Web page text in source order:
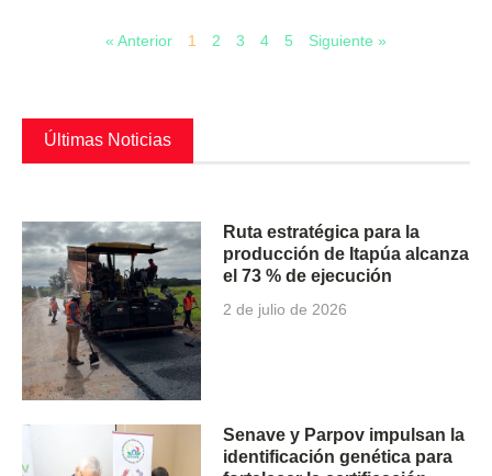
« Anterior 1 2 3 4 5 Siguiente »
Últimas Noticias
Ruta estratégica para la
producción de Itapúa alcanza
el 73 % de ejecución
2 de julio de 2026
Senave y Parpov impulsan la
identificación genética para